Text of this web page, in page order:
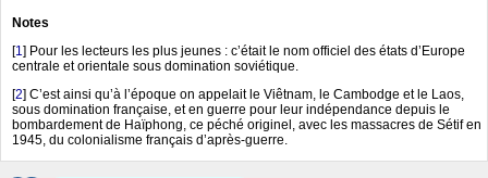
Notes
[1 ] Pour les lecteurs les plus jeunes : c’était le nom officiel des états d’Europe
centrale et orientale sous domination soviétique.
[2] C’est ainsi qu’à l’époque on appelait le Viêtnam, le Cambodge et le Laos,
sous domination française, et en guerre pour leur indépendance depuis le
bombardement de Haïphong, ce péché originel, avec les massacres de Sétif en
1945, du colonialisme français d’après-guerre.